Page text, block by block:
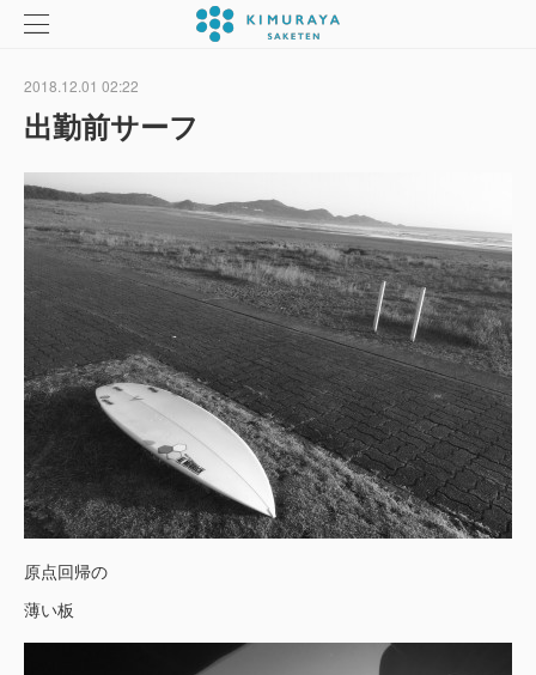
2018.12.01 02:22
出勤前サーフ
原点回帰の
薄い板